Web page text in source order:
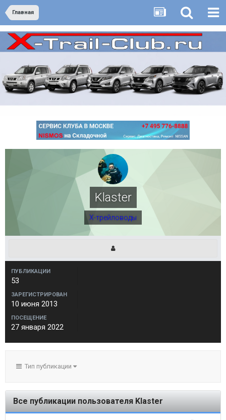
Главная
Klaster
Х-трейловоды
ПУБЛИКАЦИИ
53
ЗАРЕГИСТРИРОВАН
10 июня 2013
ПОСЕЩЕНИЕ
27 января 2022
Тип публикации
Все публикации пользователя Klaster